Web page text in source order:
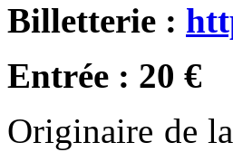
Billetterie :
Entrée : 20 €
Originaire de